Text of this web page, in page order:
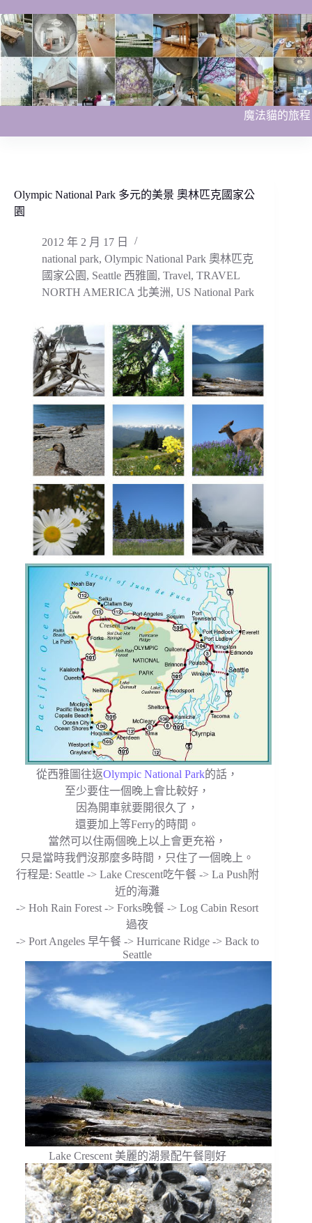
至
主
要
內
容
魔法貓的旅程
Olympic National Park 多元的美景 奧林匹克國家公
園
2012 年 2 月 17 日
national park, Olympic National Park 奧林匹克
國家公園 , Seattle 西雅圖 , Travel, TRAVEL
NORTH AMERICA 北美洲, US National Park
從西雅圖往返Olympic National Park的話，
至少要住一個晚上會比較好，
因為開車就要開很久了，
還要加上等Ferry的時間。
當然可以住兩個晚上以上會更充裕，
只是當時我們沒那麼多時間，只住了一個晚上。
行程是: Seattle -> Lake Crescent吃午餐 -> La Push附
近的海灘
-> Hoh Rain Forest -> Forks晚餐 ->Log Cabin Resort
過夜
-> Port Angeles 早午餐 -> Hurricane Ridge -> Back to
Seattle
Lake Crescent 美麗的湖景配午餐剛好